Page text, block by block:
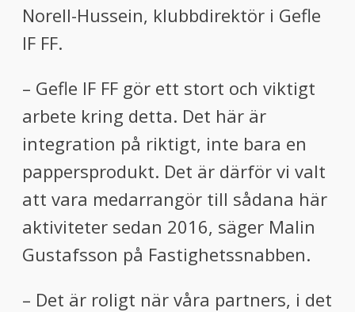
Norell-Hussein, klubbdirektör i Gefle
IF FF.
– Gefle IF FF gör ett stort och viktigt
arbete kring detta. Det här är
integration på riktigt, inte bara en
pappersprodukt. Det är därför vi valt
att vara medarrangör till sådana här
aktiviteter sedan 2016, säger Malin
Gustafsson på Fastighetssnabben.
– Det är roligt när våra partners, i det